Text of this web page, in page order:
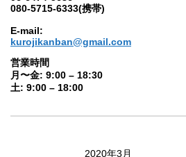
080-5715-6333(携帯)
E-mail:
kurojikanban@gmail.com
営業時間
月〜金: 9:00 – 18:30
土: 9:00 – 18:00
2020年3月